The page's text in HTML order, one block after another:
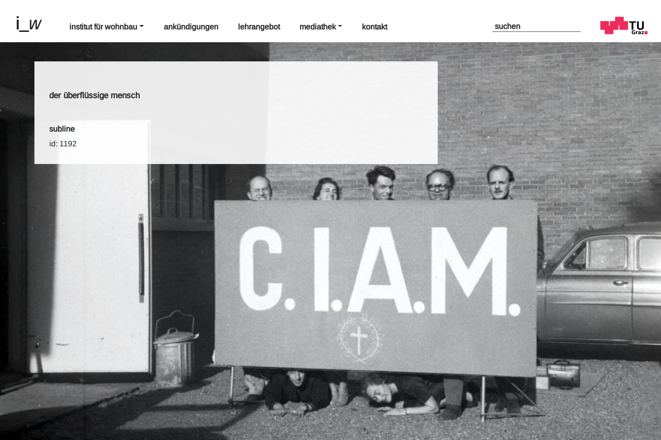
institut für wohnbau ankündigungen lehrangebot mediathek kontakt
der überflüssige mensch
subline
id: 1192